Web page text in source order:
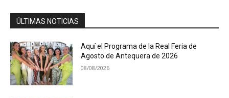
ÚLTIMAS NOTICIAS
Aquí el Programa de la Real Feria de
Agosto de Antequera de 2026
08/08/2026